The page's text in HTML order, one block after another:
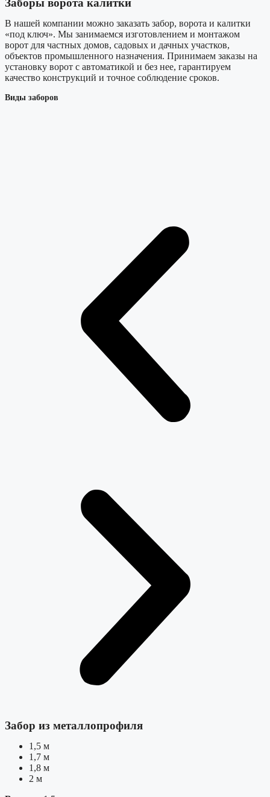
Заборы ворота калитки
В нашей компании можно заказать забор, ворота и калитки
«под ключ». Мы занимаемся изготовлением и монтажом
ворот для частных домов, садовых и дачных участков,
объектов промышленного назначения. Принимаем заказы на
установку ворот с автоматикой и без нее, гарантируем
качество конструкций и точное соблюдение сроков.
Виды заборов
Забор из металлопрофиля
1,5 м
1,7 м
1,8 м
2 м